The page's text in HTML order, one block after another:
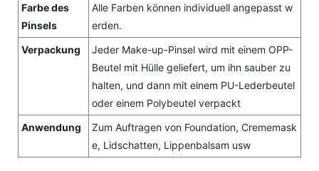
Farbe des
Pinsels
Alle Farben können individuell angepasst w
erden.
Verpackung
Jeder Make-up-Pinsel wird mit einem OPP-
Beutel mit Hülle geliefert, um ihn sauber zu
halten, und dann mit einem PU-Lederbeutel
oder einem Polybeutel verpackt
Anwendung
Zum Auftragen von Foundation, Crememask
e, Lidschatten, Lippenbalsam usw